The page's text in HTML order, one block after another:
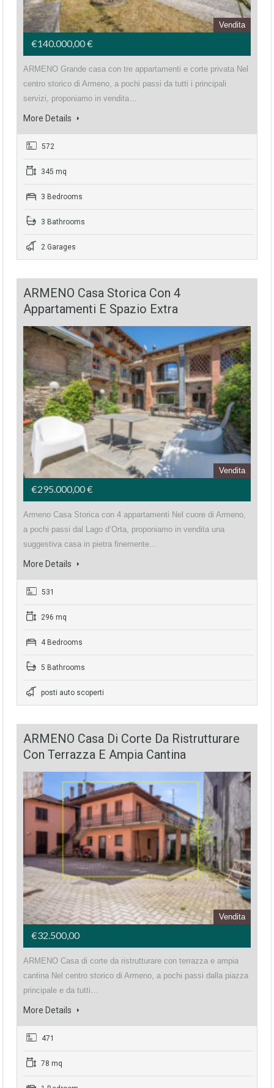
Vendita
€140.000,00 €
ARMENO Grande casa con tre appartamenti e corte privata Nel
centro storico di Armeno, a pochi passi da tutti i principali
servizi, proponiamo in vendita…
More Details
572
345 mq
3 Bedrooms
3 Bathrooms
2 Garages
ARMENO Casa Storica Con 4
Appartamenti E Spazio Extra
Vendita
€295.000,00 €
Armeno Casa Storica con 4 appartamenti Nel cuore di Armeno,
a pochi passi dal Lago d’Orta, proponiamo in vendita una
suggestiva casa in pietra finemente…
More Details
531
296 mq
4 Bedrooms
5 Bathrooms
posti auto scoperti
ARMENO Casa Di Corte Da Ristrutturare
Con Terrazza E Ampia Cantina
Vendita
€32.500,00
ARMENO Casa di corte da ristrutturare con terrazza e ampia
cantina Nel centro storico di Armeno, a pochi passi dalla piazza
principale e da tutti…
More Details
471
78 mq